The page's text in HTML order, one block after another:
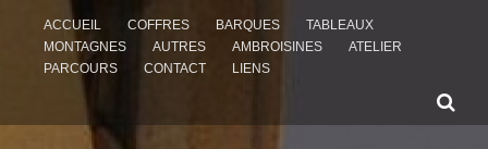
ACCUEIL COFFRES BARQUES
TABLEAUX
MONTAGNES
AUTRES AMBROISINES
ATELIER
PARCOURS
CONTACT LIENS